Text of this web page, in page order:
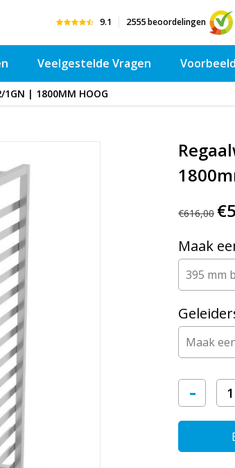
9.1 2555beoordelingen
Veelgestelde Vragen
1GN | 1800MM HOOG
€616,00
Maak
-